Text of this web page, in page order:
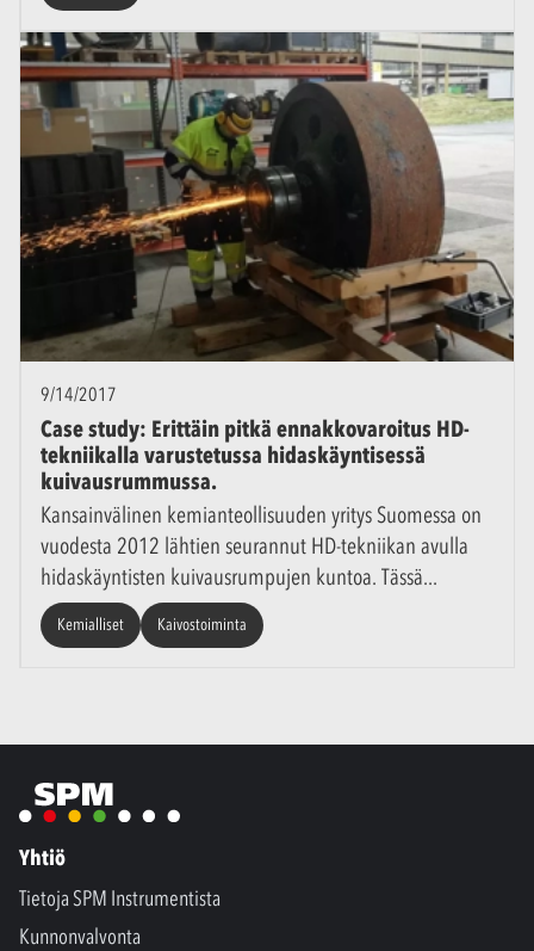
9/14/2017
Case study: Erittäin pitkä ennakkovaroitus HD-
tekniikalla varustetussa hidaskäyntisessä
kuivausrummussa.
Kansainvälinen kemianteollisuuden yritys Suomessa on
vuodesta 2012 lähtien seurannut HD-tekniikan avulla
hidaskäyntisten kuivausrumpujen kuntoa. Tässä
Kemialliset Kaivostoiminta
Yhtiö
Tietoja SPM Instrumentista
Kunnonvalvonta